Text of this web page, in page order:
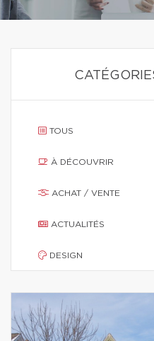
TOUS
À DÉCOUVRIR
ACHAT / VENTE
ACTUALITÉS
DESIGN